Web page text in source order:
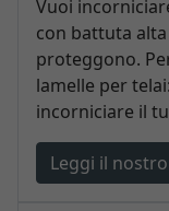
Vuoi
con battuta
proteggono.
lamelle per
incorniciare il
Leggi il